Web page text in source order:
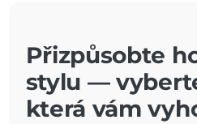
Přizpůsobte
stylu —
která vám